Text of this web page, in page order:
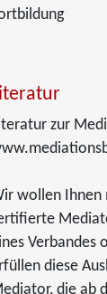
zur
wollen Ihnen
Verbandes
diese
die ab